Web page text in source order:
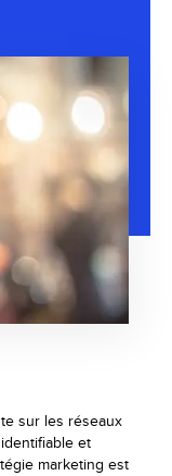
sur les réseaux
et
marketing est